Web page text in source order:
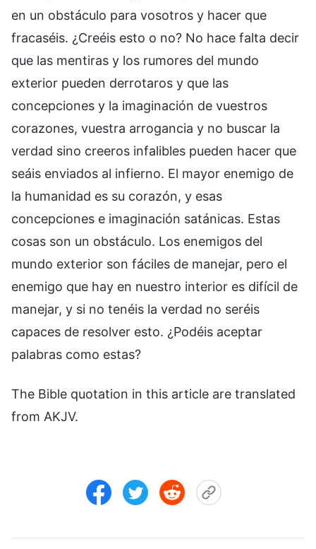
en un obstáculo para vosotros y hacer que
fracaséis. ¿Creéis esto o no? No hace falta decir
que las mentiras y los rumores del mundo
exterior pueden derrotaros y que las
concepciones y la imaginación de vuestros
corazones, vuestra arrogancia y no buscar la
verdad sino creeros infalibles pueden hacer que
seáis enviados al infierno. El mayor enemigo de
la humanidad es su corazón, y esas
concepciones e imaginación satánicas. Estas
cosas son un obstáculo. Los enemigos del
mundo exterior son fáciles de manejar, pero el
enemigo que hay en nuestro interior es difícil de
manejar, y si no tenéis la verdad no seréis
capaces de resolver esto. ¿Podéis aceptar
palabras como estas?
The Bible quotation in this article are translated
from AKJV.